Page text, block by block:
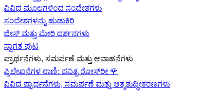
ವಿವಿಧ ಮೂಲಗಳಿಂದ ಸಂದೇಶಗಳು
ಸಂದೇಶಗಳನ್ನು ಹುಡುಕಿರಿ
ಜೀಸ್‌ ಮತ್ತು ಮೇರಿ ದರ್ಶನಗಳು
ಸ್ವಾಗತ ಪುಟ
ಪ್ರಾರ್ಥನೆಗಳು, ಸಮರ್ಪಣೆ ಮತ್ತು ಆವಾಹನೆಗಳು
ಪ್ರಿಲೇಖನೆಗಳ ರಾಣಿ: ಪವಿತ್ರ ರೋಸ್‌ರೀ 🌹
ವಿವಿಧ ಪ್ರಾರ್ಥನೆಗಳು, ಸಮರ್ಪಣೆ ಮತ್ತು ಆತ್ಮಶುದ್ಧೀಕರಣಗಳು